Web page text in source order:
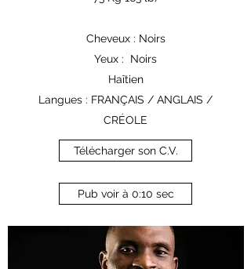
Cheveux : Noirs
Yeux : Noirs
Haîtien
Langues : FRANÇAIS / ANGLAIS /
CRÉOLE
Télécharger son C.V.
Pub voir à 0:10 sec